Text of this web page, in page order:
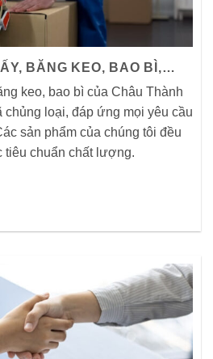
BĂNG KEO, BAO BÌ,…
keo, bao bì của Châu Thành
chủng loại, đáp ứng mọi yêu cầu
sản phẩm của chúng tôi đều
tiêu chuẩn chất lượng.